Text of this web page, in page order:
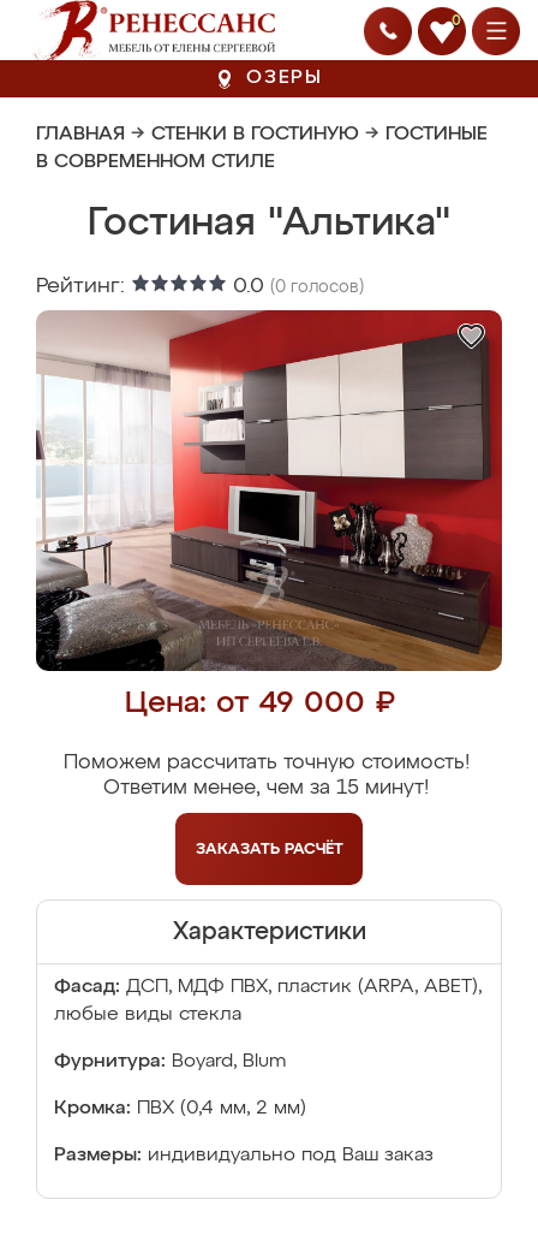
0
ОЗЕРЫ
ГЛАВНАЯ → СТЕНКИ В ГОСТИНУЮ → ГОСТИНЫЕ
В СОВРЕМЕННОМ СТИЛЕ
Гостиная "Альтика"
Рейтинг: 0.0 (0 голосов)
Цена: от 49 000 ₽
Поможем рассчитать точную стоимость!
Ответим менее, чем за 15 минут!
ЗАКАЗАТЬ РАСЧЁТ
Характеристики
Фасад: ДСП, МДФ ПВХ, пластик (ARPA, ABET),
любые виды стекла
Фурнитура: Boyard, Blum
Кромка: ПВХ (0,4 мм, 2 мм)
Размеры: индивидуально под Ваш заказ